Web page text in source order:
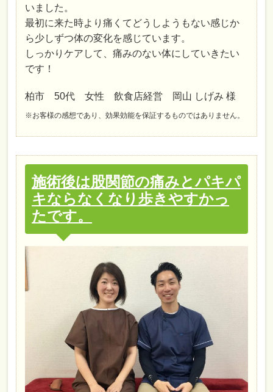
いました。
最初に来た時より痛くてどうしようもない感じか
ら少しずつ体の変化を感じています。
しっかりケアして、痛みのない体にしていきたい
です！
柏市 50代 女性 飲食店経営 岡山 しげみ 様
※お客様の感想であり、効果効能を保証するものではありません。
施術後は股関節の痛みとパキパ
キならなくなり歩きやすかっ
たです。